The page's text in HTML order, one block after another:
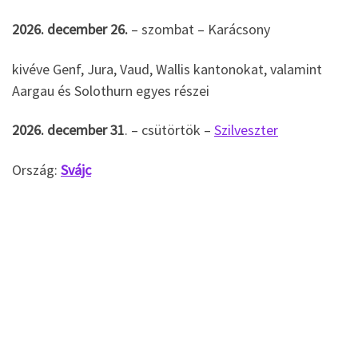
2026. december 26. – szombat – Karácsony
kivéve Genf, Jura, Vaud, Wallis kantonokat, valamint
Aargau és Solothurn egyes részei
2026. december 31. – csütörtök – Szilveszter
Ország: Svájc